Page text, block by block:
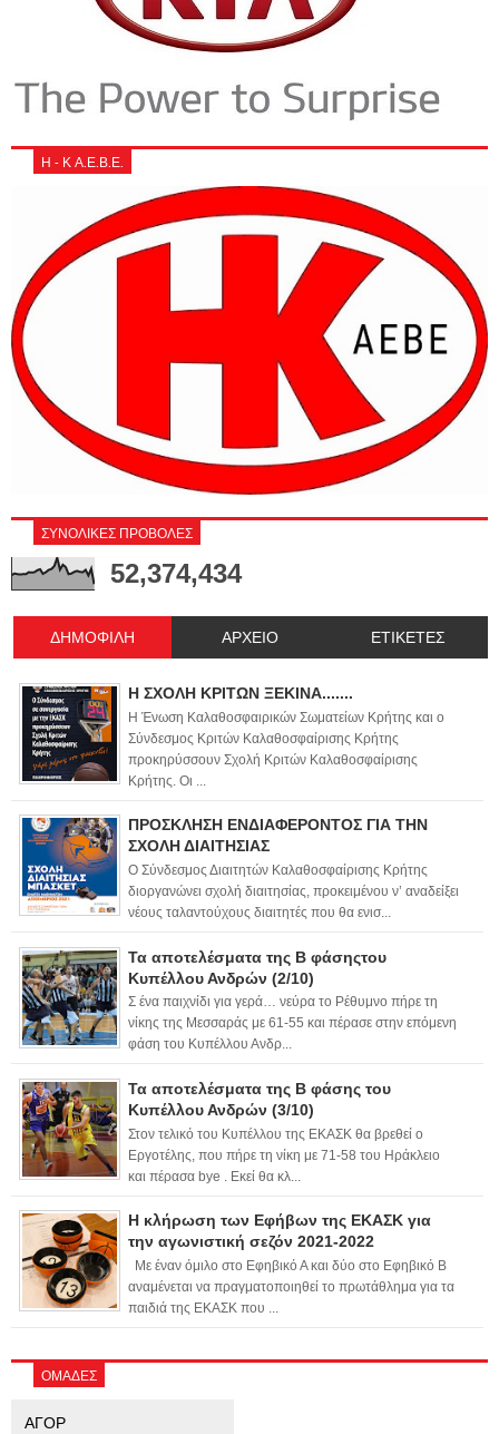
Η - Κ Α.Ε.Β.Ε.
ΣΥΝΟΛΙΚΕΣ ΠΡΟΒΟΛΕΣ
52,374,434
ΔΗΜΟΦΙΛΗ ΑΡΧΕΙΟ ΕΤΙΚΕΤΕΣ
Η ΣΧΟΛΗ ΚΡΙΤΩΝ ΞΕΚΙΝΑ.......
Η Ένωση Καλαθοσφαιρικών Σωματείων Κρήτης και ο
Σύνδεσμος Κριτών Καλαθοσφαίρισης Κρήτης
προκηρύσσουν Σχολή Κριτών Καλαθοσφαίρισης
Κρήτης. Οι ...
ΠΡΟΣΚΛΗΣΗ ΕΝΔΙΑΦΕΡΟΝΤΟΣ ΓΙΑ ΤΗΝ
ΣΧΟΛΗ ΔΙΑΙΤΗΣΙΑΣ
Ο Σύνδεσμος Διαιτητών Καλαθοσφαίρισης Κρήτης
διοργανώνει σχολή διαιτησίας, προκειμένου ν’ αναδείξει
νέους ταλαντούχους διαιτητές που θα ενισ...
Τα αποτελέσματα της Β φάσηςτου
Κυπέλλου Ανδρών (2/10)
Σ ένα παιχνίδι για γερά… νεύρα το Ρέθυμνο πήρε τη
νίκης της Μεσσαράς με 61-55 και πέρασε στην επόμενη
φάση του Κυπέλλου Ανδρ...
Τα αποτελέσματα της Β φάσης του
Κυπέλλου Ανδρών (3/10)
Στον τελικό του Κυπέλλου της ΕΚΑΣΚ θα βρεθεί ο
Εργοτέλης, που πήρε τη νίκη με 71-58 του Ηράκλειο
και πέρασα bye . Εκεί θα κλ...
Η κλήρωση των Εφήβων της ΕΚΑΣΚ για
την αγωνιστική σεζόν 2021-2022
Με έναν όμιλο στο Εφηβικό Α και δύο στο Εφηβικό Β
αναμένεται να πραγματοποιηθεί το πρωτάθλημα για τα
παιδιά της ΕΚΑΣΚ που ...
ΟΜΑΔΕΣ
ΑΓΟΡ